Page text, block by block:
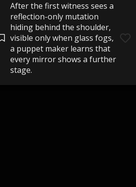
After the first witness sees a
reflection-only mutation
hiding behind the shoulder,
visible only when glass fogs,
a puppet maker learns that
every mirror shows a further
stage.